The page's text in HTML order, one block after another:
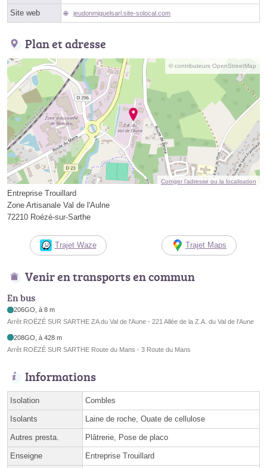
Site web jeudonmiguelsarl.site-solocal.com
Plan et adresse
© contributeurs OpenStreetMap
Corriger l’adresse ou la localisation
Entreprise Trouillard
Zone Artisanale Val de l'Aulne
72210 Roézé-sur-Sarthe
Trajet Waze Trajet Maps
Venir en transports en commun
En bus
206GO, à 8 m
Arrêt ROËZÉ SUR SARTHE ZA du Val de l'Aune - 221 Allée de la Z.A. du Val de l'Aune
208GO, à 428 m
Arrêt ROËZÉ SUR SARTHE Route du Mans - 3 Route du Mans
Informations
Isolation Combles
Isolants Laine de roche, Ouate de cellulose
Autres presta. Plâtrerie, Pose de placo
Enseigne Entreprise Trouillard